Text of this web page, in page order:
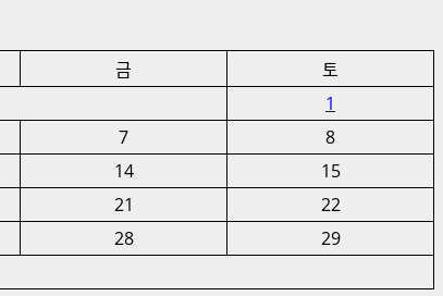
금
토
1
7
8
14
15
21
22
28
29